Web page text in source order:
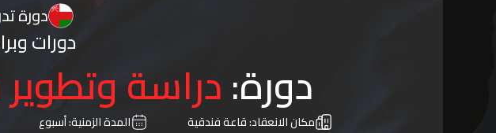
دورة
دورات
دورة:دراسة
مكان الانعقاد:قاعة فندقية المدة الزمنية:أسبوع